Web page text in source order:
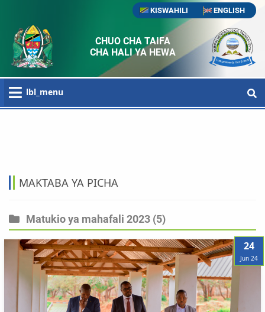
KISWAHILI ENGLISH
CHUO CHA TAIFA
CHA HALI YA HEWA
lbl_menu
MAKTABA YA PICHA
Matukio ya mahafali 2023 (5)
24
Jun 24